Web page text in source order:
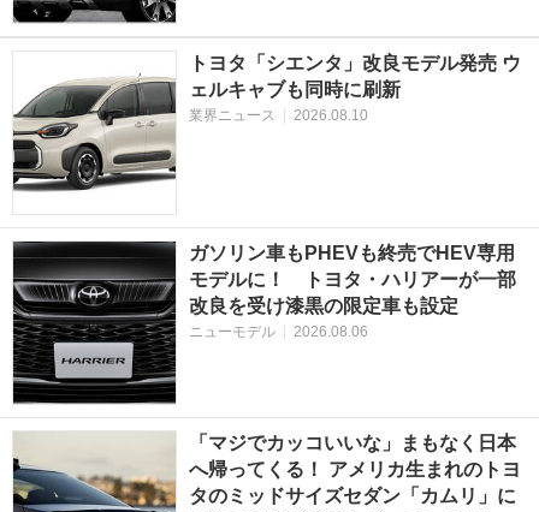
トヨタ「シエンタ」改良モデル発売 ウ
ェルキャブも同時に刷新
業界ニュース | 2026.08.10
ガソリン車もPHEVも終売でHEV専用
モデルに！ トヨタ・ハリアーが一部
改良を受け漆黒の限定車も設定
ニューモデル | 2026.08.06
「マジでカッコいいな」まもなく日本
へ帰ってくる！ アメリカ生まれのトヨ
タのミッドサイズセダン「カムリ」に